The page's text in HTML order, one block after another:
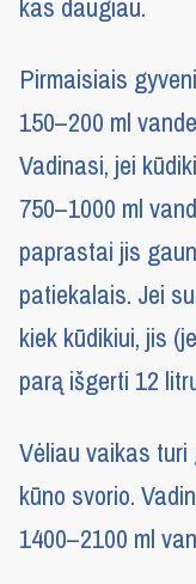
Pirmaisiais
150–200 ml
Vadinasi, jei
750–1000 ml
paprastai jis
patiekalais. Jei
kiek kūdikiui, jis
parą išgerti 12
Vėliau vaikas
kūno svorio.
1400–2100 ml